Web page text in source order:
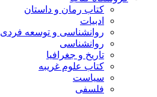
کتاب رمان و داستان
ادبیات
روانشناسی و توسعه فردی
روانشناسی
تاریخ و جغرافیا
کتاب علوم غریبه
سیاست
فلسفی